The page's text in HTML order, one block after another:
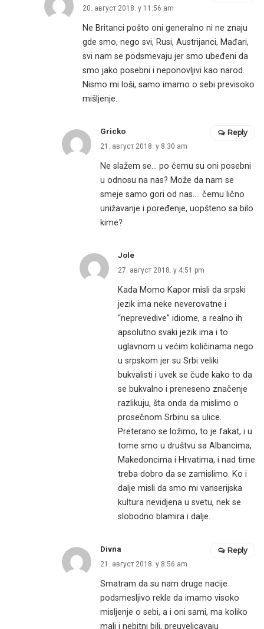
20. август 2018. у 11:56 am
Ne Britanci pošto oni generalno ni ne znaju
gde smo, nego svi, Rusi, Austrijanci, Mađari,
svi nam se podsmevaju jer smo ubeđeni da
smo jako posebni i neponovljivi kao narod.
Nismo mi loši, samo imamo o sebi previsoko
mišljenje.
Gricko
21. август 2018. у 8:30 am
Ne slažem se… po čemu su oni posebni
u odnosu na nas? Može da nam se
smeje samo gori od nas…. čemu lično
unižavanje i poređenje, uopšteno sa bilo
kime?
Reply
Jole
27. август 2018. у 4:51 pm
Kada Momo Kapor misli da srpski
jezik ima neke neverovatne i
“neprevedive” idiome, a realno ih
apsolutno svaki jezik ima i to
uglavnom u većim količinama nego
u srpskom jer su Srbi veliki
bukvalisti i uvek se čude kako to da
se bukvalno i preneseno značenje
razlikuju, šta onda da mislimo o
prosečnom Srbinu sa ulice.
Preterano se ložimo, to je fakat, i u
tome smo u društvu sa Albancima,
Makedoncima i Hrvatima, i nad time
treba dobro da se zamislimo. Ko i
dalje misli da smo mi vanserijska
kultura nevidjena u svetu, nek se
slobodno blamira i dalje.
Divna
21. август 2018. у 8:56 am
Smatram da su nam druge nacije
podsmesljivo rekle da imamo visoko
misljenje o sebi, a i oni sami, ma koliko
mali i nebitni bili, preuvelicavaju
Reply